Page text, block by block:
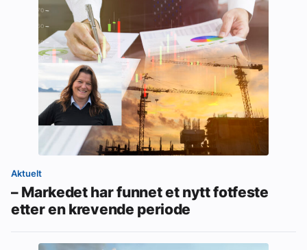
Aktuelt
– Markedet har funnet et nytt fotfeste
etter en krevende periode